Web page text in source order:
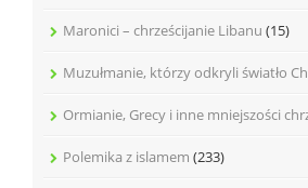
Maronici – chrześcijanie Libanu (15)
Muzułmanie, którzy odkryli światło
Ormianie, Grecy i inne mniejszości
Polemika z islamem (233)